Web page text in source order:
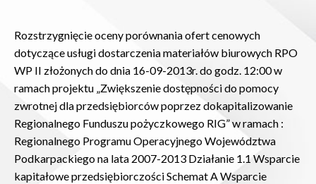
Rozstrzygnięcie oceny porównania ofert cenowych
dotyczące usługi dostarczenia materiałów biurowych RPO
WP II złożonych do dnia 16-09-2013r. do godz. 12:00 w
ramach projektu „Zwiększenie dostępności do pomocy
zwrotnej dla przedsiębiorców poprzez dokapitalizowanie
Regionalnego Funduszu pożyczkowego RIG” w ramach :
Regionalnego Programu Operacyjnego Województwa
Podkarpackiego na lata 2007-2013 Działanie 1.1 Wsparcie
kapitałowe przedsiębiorczości Schemat A Wsparcie